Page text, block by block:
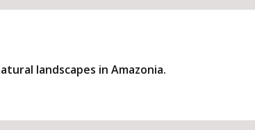
landscapes in Amazonia.